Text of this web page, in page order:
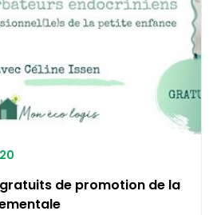
de promotion de la